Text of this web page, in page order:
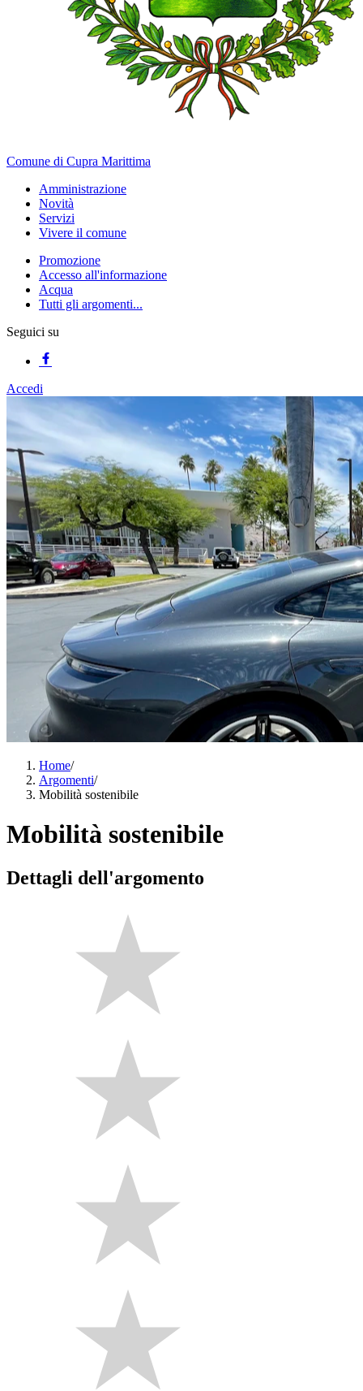
Comune di Cupra Marittima
Amministrazione
Novità
Servizi
Vivere il comune
Promozione
Accesso all'informazione
Acqua
Tutti gli argomenti...
Seguici su
Accedi
Home/
Argomenti/
Mobilità sostenibile
Mobilità sostenibile
Dettagli dell'argomento